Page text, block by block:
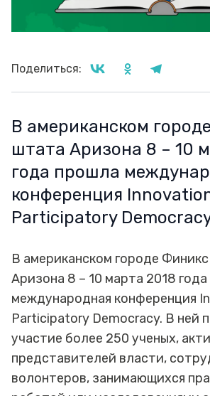
Поделиться:
В американском
штата Аризона 8 – 10
года прошла
конференция
Participatory
В американском городе
Аризона 8 – 10 марта 2018
международная конференция
Participatory Democracy. В ней
участие более 250 ученых,
представителей власти,
волонтеров, занимающихся